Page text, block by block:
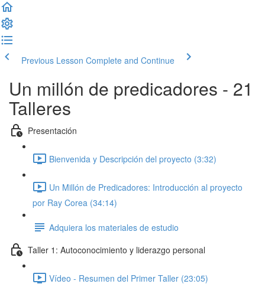
Previous Lesson Complete and Continue
Un millón de predicadores - 21
Talleres
Presentación
Bienvenida y Descripción del proyecto (3:32)
Un Millón de Predicadores: Introducción al proyecto
por Ray Corea (34:14)
Adquiera los materiales de estudio
Taller 1: Autoconocimiento y liderazgo personal
Vídeo - Resumen del Primer Taller (23:05)